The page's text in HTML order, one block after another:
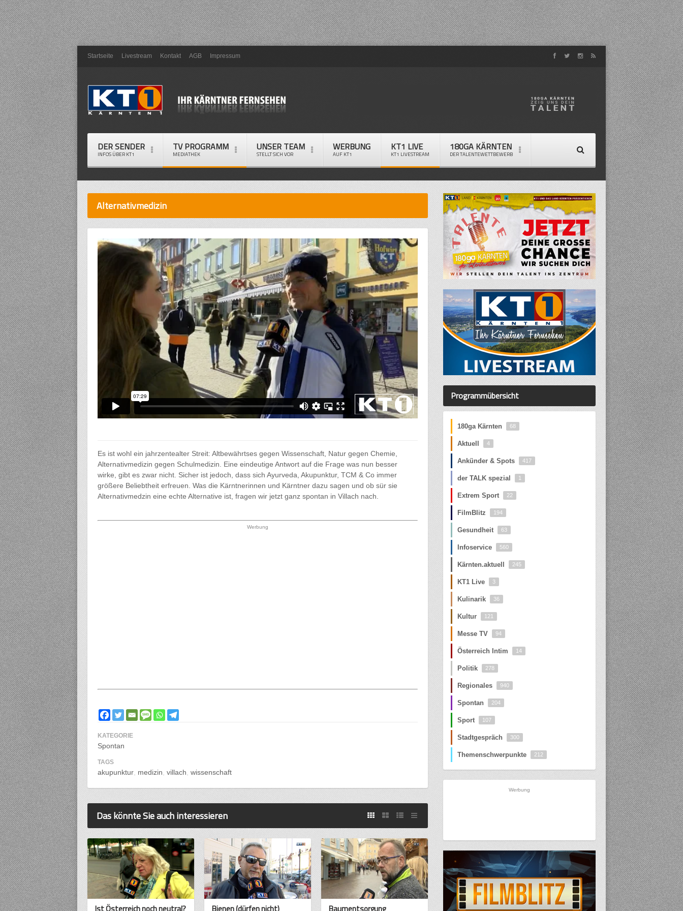
Startseite Livestream Kontakt AGB Impressum
DER SENDER
INFOS ÜBER KT1
TV PROGRAMM
MEDIATHEK
UNSER TEAM
STELLT SICH VOR
WERBUNG
AUF KT1
KT1 LIVE
KT1 LIVESTREAM
180GA KÄRNTEN
DER TALENTEWETTBEWERB
Alternativmedizin
Es ist wohl ein jahrzentealter Streit: Altbewährtses gegen Wissenschaft, Natur gegen Chemie,
Alternativmedizin gegen Schulmedizin. Eine eindeutige Antwort auf die Frage was nun besser
wirke, gibt es zwar nicht. Sicher ist jedoch, dass sich Ayurveda, Akupunktur, TCM & Co immer
größere Beliebtheit erfreuen. Was die Kärntnerinnen und Kärntner dazu sagen und ob sür sie
Alternativmedzin eine echte Alternative ist, fragen wir jetzt ganz spontan in Villach nach.
Werbung
KATEGORIE
Spontan
TAGS
akupunktur medizin villach wissenschaft
Das könnte Sie auch interessieren
Ist Österreich noch neutral? Bienen (dürfen nicht) Baumentsorgung
Programmübersicht
180ga Kärnten 68
Aktuell 4
Ankünder & Spots 417
der TALK spezial 1
Extrem Sport 22
FilmBlitz 194
Gesundheit 63
Infoservice 560
Kärnten.aktuell 245
KT1 Live 3
Kulinarik 36
Kultur 121
Messe TV 94
Österreich Intim 14
Politik 278
Regionales 940
Spontan 204
Sport 107
Stadtgespräch 300
Themenschwerpunkte 212
Werbung